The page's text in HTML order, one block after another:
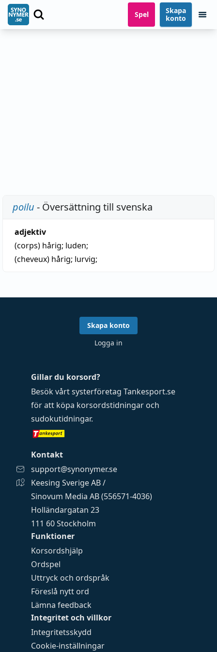
Spel
Skapa
konto
poilu - Översättning till svenska
adjektiv
(corps) hårig; luden;
(cheveux) hårig; lurvig;
Funktioner
Korsordshjälp
Ordspel
Uttryck och ordspråk
Föreslå nytt ord
Lämna feedback
Integritet och villkor
Integritetsskydd
Cookie-inställningar
Gillar du korsord?
Besök vårt systerföretag Tankesport.se
för att köpa korsordstidningar och
sudokutidningar.
Kontakt
support@synonymer.se
Keesing Sverige AB /
Sinovum Media AB (556571-4036)
Holländargatan 23
111 60 Stockholm
Skapa konto
Logga in